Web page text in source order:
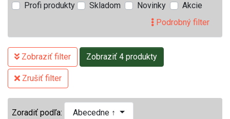
Profi produkty Skladom Novinky
Akcie
Podrobný filter
Zobraziť filter Zobraziť 4 produkty
Zrušiť filter
Zoradiť podľa: Abecedne ↑